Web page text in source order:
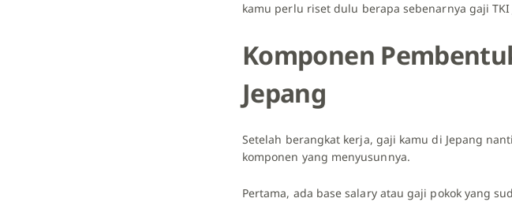
kamu perlu riset dulu berapa sebenarnya gaji
Komponen
Jepang
Setelah berangkat kerja, gaji kamu di Jepang
komponen yang menyusunnya.
Pertama, ada base salary atau gaji pokok yang